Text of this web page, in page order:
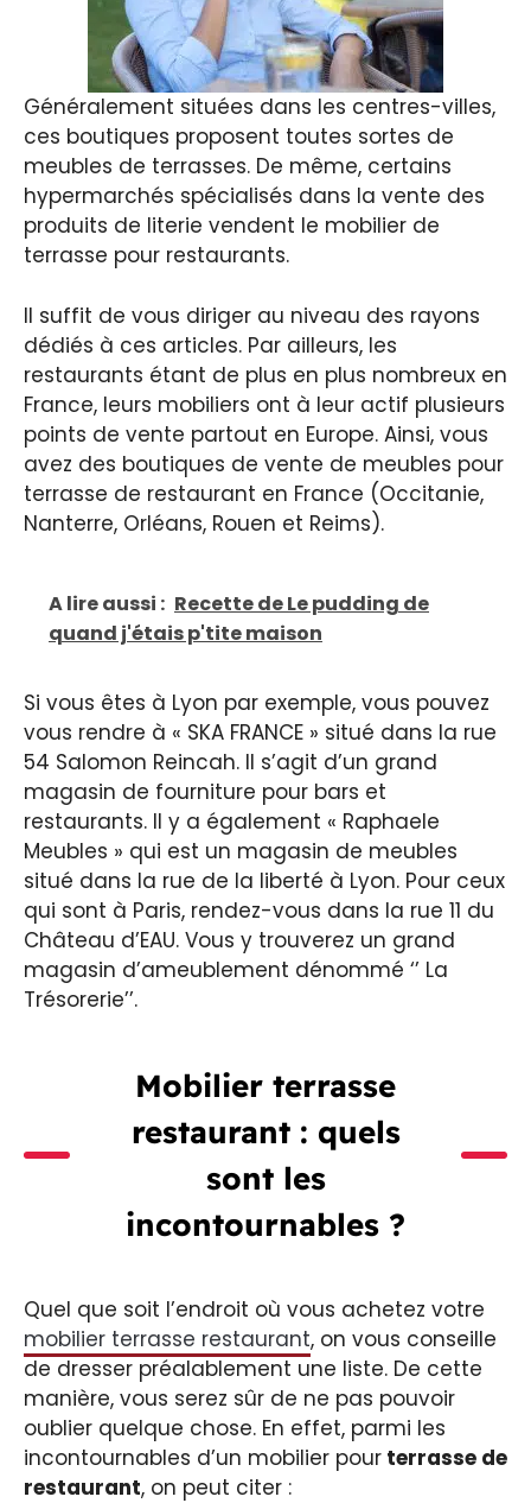
Généralement situées dans les centres-villes,
ces boutiques proposent toutes sortes de
meubles de terrasses. De même, certains
hypermarchés spécialisés dans la vente des
produits de literie vendent le mobilier de
terrasse pour restaurants.
Il suffit de vous diriger au niveau des rayons
dédiés à ces articles. Par ailleurs, les
restaurants étant de plus en plus nombreux en
France, leurs mobiliers ont à leur actif plusieurs
points de vente partout en Europe. Ainsi, vous
avez des boutiques de vente de meubles pour
terrasse de restaurant en France (Occitanie,
Nanterre, Orléans, Rouen et Reims).
A lire aussi : Recette de Le pudding de
quand j'étais p'tite maison
Si vous êtes à Lyon par exemple, vous pouvez
vous rendre à « SKA FRANCE » situé dans la rue
54 Salomon Reincah. Il s’agit d’un grand
magasin de fourniture pour bars et
restaurants. Il y a également « Raphaele
Meubles » qui est un magasin de meubles
situé dans la rue de la liberté à Lyon. Pour ceux
qui sont à Paris, rendez-vous dans la rue 11 du
Château d’EAU. Vous y trouverez un grand
magasin d’ameublement dénommé ‘’ La
Trésorerie’’.
Mobilier terrasse
restaurant : quels
sont les
incontournables ?
Quel que soit l’endroit où vous achetez votre
mobilier terrasse restaurant, on vous conseille
de dresser préalablement une liste. De cette
manière, vous serez sûr de ne pas pouvoir
oublier quelque chose. En effet, parmi les
incontournables d’un mobilier pour terrasse de
restaurant, on peut citer :